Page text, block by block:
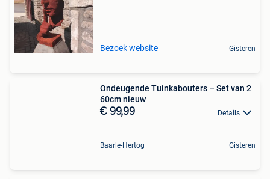
Bezoek website Gisteren
Ondeugende Tuinkabouters – Set van 2
60cm nieuw
€ 99,99 Details
Baarle-Hertog Gisteren